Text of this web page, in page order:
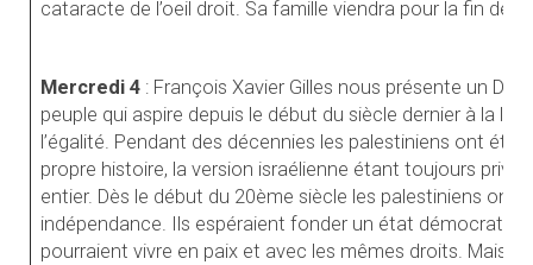
cataracte de l’oeil droit. Sa famille viendra pour la fin de
Mercredi 4 : François Xavier Gilles nous présente un
peuple qui aspire depuis le début du siècle dernier à la
l’égalité. Pendant des décennies les palestiniens ont été
propre histoire, la version israélienne étant toujours
entier. Dès le début du 20ème siècle les palestiniens ont
indépendance. Ils espéraient fonder un état
pourraient vivre en paix et avec les mêmes droits. Mais